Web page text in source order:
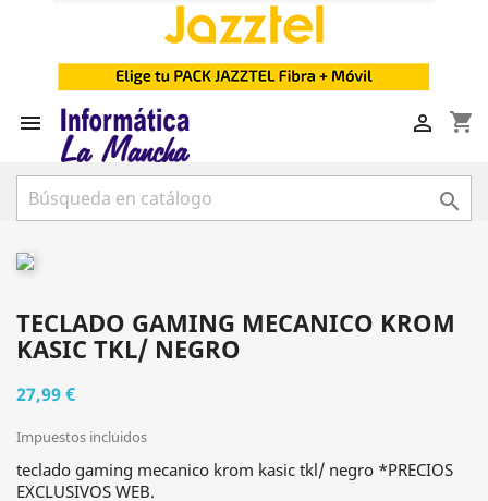
 shopping_cart


TECLADO GAMING MECANICO KROM
KASIC TKL/ NEGRO
27,99 €
Impuestos incluidos
teclado gaming mecanico krom kasic tkl/ negro *PRECIOS
EXCLUSIVOS WEB.